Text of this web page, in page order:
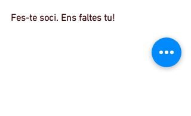
Fes-te soci. Ens faltes tu!